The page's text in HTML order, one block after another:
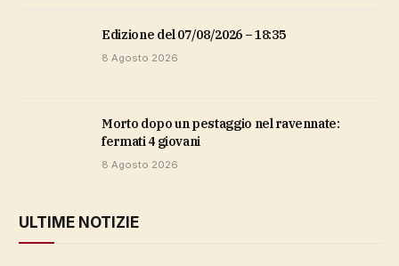
Edizione del 07/08/2026 – 18:35
8 Agosto 2026
Morto dopo un pestaggio nel ravennate:
fermati 4 giovani
8 Agosto 2026
ULTIME NOTIZIE